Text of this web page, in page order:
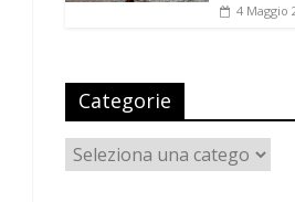
4 Maggio
Categorie
Categorie